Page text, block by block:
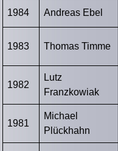
1984 Andreas Ebel
1983 Thomas Timme
1982
Lutz
Franzkowiak
1981
Michael
Plückhahn